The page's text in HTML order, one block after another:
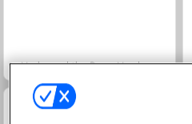
Masha and the Bear: Meadows